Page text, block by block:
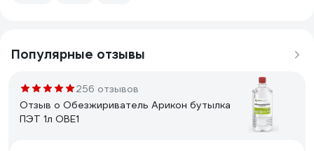
Популярные отзывы
256 отзывов
Отзыв о Обезжириватель Арикон бутылка
ПЭТ 1л OBE1